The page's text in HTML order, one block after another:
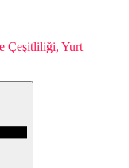
Çeşitliliği, Yurt